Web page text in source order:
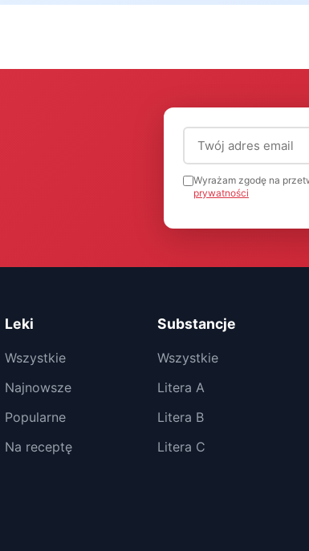
Adres email
Wyrażam zgodę na
prywatności
Leki
Wszystkie
Najnowsze
Popularne
Na receptę
Substancje
Wszystkie
Litera A
Litera B
Litera C